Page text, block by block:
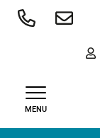
Aller
MENU